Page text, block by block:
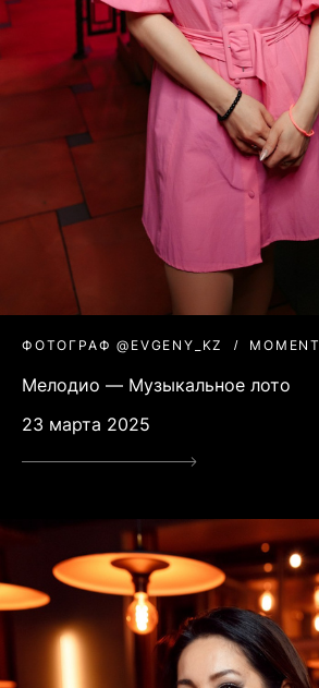
ФОТОГРАФ @EVGENY_KZ MOMENT
Мелодио — Музыкальное лото
23 марта 2025